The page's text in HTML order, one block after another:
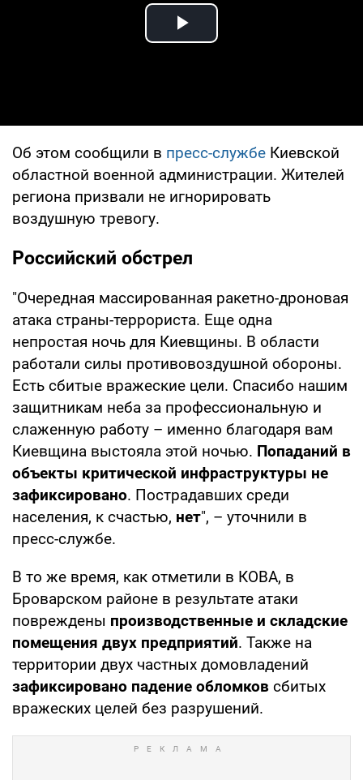
Play Video
Об этом сообщили в пресс-службе Киевской
областной военной администрации. Жителей
региона призвали не игнорировать
воздушную тревогу.
Российский обстрел
"Очередная массированная ракетно-дроновая
атака страны-террориста. Еще одна
непростая ночь для Киевщины. В области
работали силы противовоздушной обороны.
Есть сбитые вражеские цели. Спасибо нашим
защитникам неба за профессиональную и
слаженную работу – именно благодаря вам
Киевщина выстояла этой ночью. Попаданий в
объекты критической инфраструктуры не
зафиксировано. Пострадавших среди
населения, к счастью, нет", – уточнили в
пресс-службе.
В то же время, как отметили в КОВА, в
Броварском районе в результате атаки
повреждены производственные и складские
помещения двух предприятий. Также на
территории двух частных домовладений
зафиксировано падение обломков сбитых
вражеских целей без разрушений.